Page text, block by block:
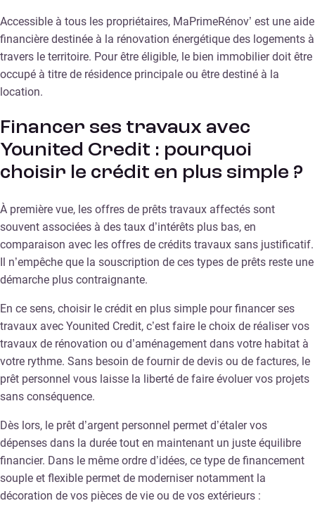
Accessible à tous les propriétaires, MaPrimeRénov’ est une aide
financière destinée à la rénovation énergétique des logements à
travers le territoire. Pour être éligible, le bien immobilier doit être
occupé à titre de résidence principale ou être destiné à la
location.
Financer ses travaux avec
Younited Credit : pourquoi
choisir le crédit en plus simple ?
À première vue, les offres de prêts travaux affectés sont
souvent associées à des taux d’intérêts plus bas, en
comparaison avec les offres de crédits travaux sans justificatif.
Il n’empêche que la souscription de ces types de prêts reste une
démarche plus contraignante.
En ce sens, choisir le crédit en plus simple pour financer ses
travaux avec Younited Credit, c’est faire le choix de réaliser vos
travaux de rénovation ou d’aménagement dans votre habitat à
votre rythme. Sans besoin de fournir de devis ou de factures, le
prêt personnel vous laisse la liberté de faire évoluer vos projets
sans conséquence.
Dès lors, le prêt d’argent personnel permet d’étaler vos
dépenses dans la durée tout en maintenant un juste équilibre
financier. Dans le même ordre d’idées, ce type de financement
souple et flexible permet de moderniser notamment la
décoration de vos pièces de vie ou de vos extérieurs :